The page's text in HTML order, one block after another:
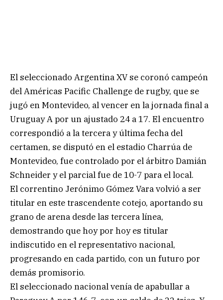
El seleccionado Argentina XV se coronó campeón
del Américas Pacific Challenge de rugby, que se
jugó en Montevideo, al vencer en la jornada final a
Uruguay A por un ajustado 24 a 17. El encuentro
correspondió a la tercera y última fecha del
certamen, se disputó en el estadio Charrúa de
Montevideo, fue controlado por el árbitro Damián
Schneider y el parcial fue de 10-7 para el local.
El correntino Jerónimo Gómez Vara volvió a ser
titular en este trascendente cotejo, aportando su
grano de arena desde las tercera línea,
demostrando que hoy por hoy es titular
indiscutido en el representativo nacional,
progresando en cada partido, con un futuro por
demás promisorio.
El seleccionado nacional venía de apabullar a